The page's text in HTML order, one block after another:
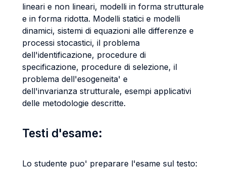
lineari e non lineari, modelli in forma strutturale
e in forma ridotta. Modelli statici e modelli
dinamici, sistemi di equazioni alle differenze e
processi stocastici, il problema
dell'identificazione, procedure di
specificazione, procedure di selezione, il
problema dell'esogeneita' e
dell'invarianza strutturale, esempi applicativi
delle metodologie descritte.
Testi d'esame:
Lo studente puo' preparare l'esame sul testo: